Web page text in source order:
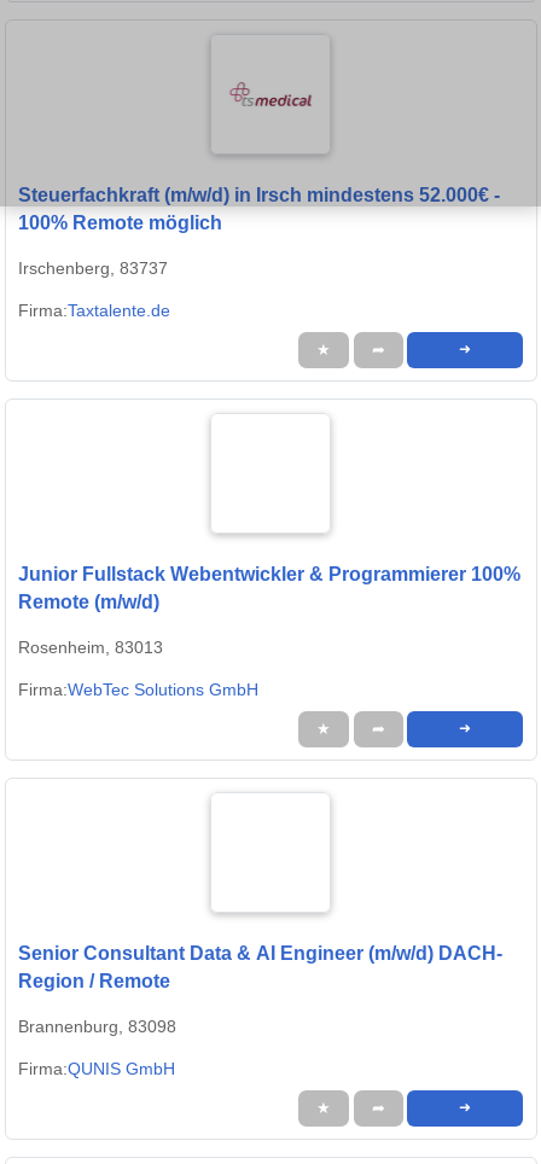
Steuerfachkraft (m/w/d) in Irsch mindestens 52.000€ -
100% Remote möglich
Irschenberg, 83737
Firma:Taxtalente.de
★ ➦ ➜
Junior Fullstack Webentwickler & Programmierer 100%
Remote (m/w/d)
Rosenheim, 83013
Firma:WebTec Solutions GmbH
★ ➦ ➜
Senior Consultant Data & AI Engineer (m/w/d) DACH-
Region / Remote
Brannenburg, 83098
Firma:QUNIS GmbH
★ ➦ ➜